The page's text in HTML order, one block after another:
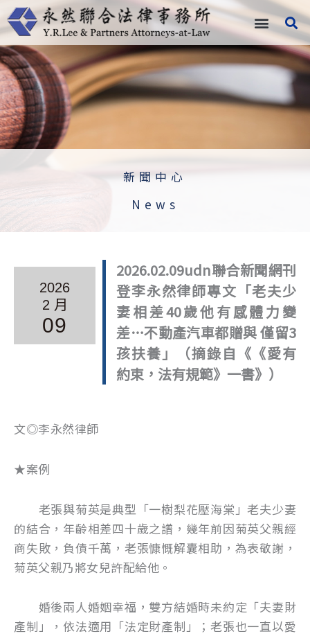
跳
至
主
要
內
容
新聞中心
News
2026
2 月
09
2026.02.09udn聯合新聞網刊
登李永然律師專文「老夫少
妻相差40歲他有感體力變
差…不動產汽車都贈與 僅留3
孩扶養」（摘錄自《《愛有
約束，法有規範》一書》）
文◎李永然律師
★案例
老張與菊英是典型「一樹梨花壓海棠」老夫少妻
的結合，年齡相差四十歲之譜，幾年前因菊英父親經
商失敗，負債千萬，老張慷慨解囊相助，為表敬謝，
菊英父親乃將女兒許配給他。
婚後兩人婚姻幸福，雙方結婚時未約定「夫妻財
產制」，依法適用「法定財產制」；老張也一直以愛